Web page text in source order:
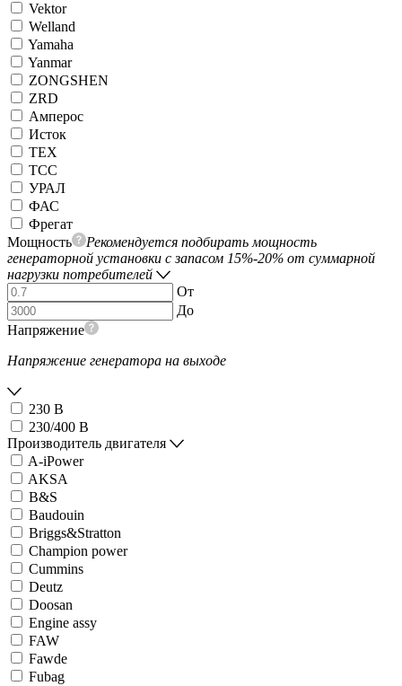
Vektor
Welland
Yamaha
Yanmar
ZONGSHEN
ZRD
Амперос
Исток
ТЕХ
ТСС
УРАЛ
ФАС
Фрегат
Мощность
Рекомендуется подбирать мощность
генераторной установки с запасом 15%-20% от суммарной
нагрузки потребителей
От
До
Напряжение
Напряжение генератора на выходе
230 В
230/400 В
Производитель двигателя
A-iPower
AKSA
B&S
Baudouin
Briggs&Stratton
Champion power
Cummins
Deutz
Doosan
Engine assy
FAW
Fawde
Fubag